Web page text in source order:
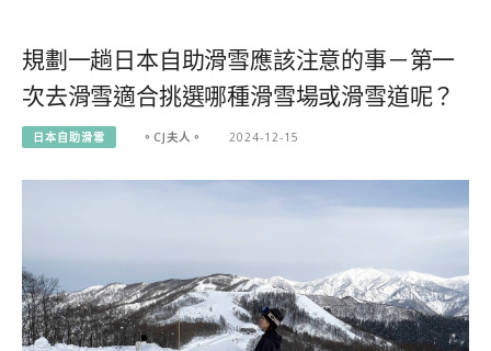
規劃一趟日本自助滑雪應該注意的事－第一
次去滑雪適合挑選哪種滑雪場或滑雪道呢？
日本自助滑雪 。CJ夫人。 2024-12-15